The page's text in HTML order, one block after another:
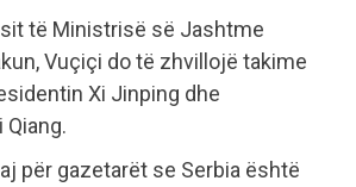
të Ministrisë së Jashtme
Vuçiçi do të zhvillojë takime
Xi Jinping dhe
për gazetarët se Serbia është